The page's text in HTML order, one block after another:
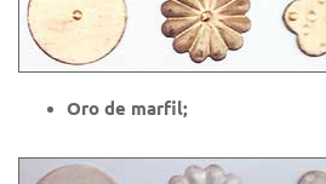
Oro de marfil;